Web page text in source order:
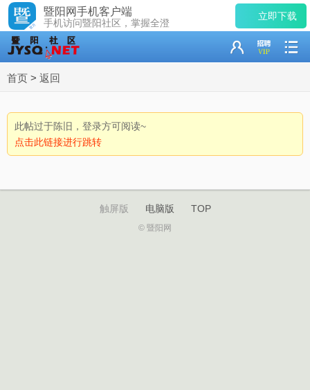
暨阳网手机客户端
手机访问暨阳社区，掌握全澄
立即下载
首页 > 返回
此帖过于陈旧，登录方可阅读~
点击此链接进行跳转
触屏版 电脑版 TOP
© 暨阳网